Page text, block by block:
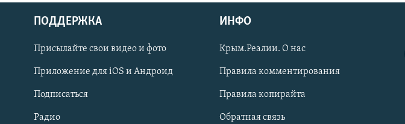
Українською
Qırımtatar
ПРИСОЕДИНЯЙТЕСЬ!
ПОДДЕРЖКА
Присылайте свои видео и фото
Приложение для iOS и Андроид
Подписаться
Радио
ИНФО
Крым.Реалии. О нас
Правила комментирования
Правила копирайта
Обратная связь